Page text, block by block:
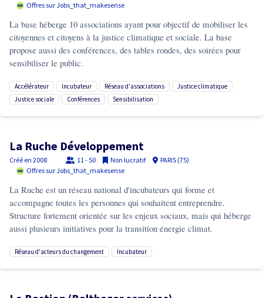
Offres sur Jobs_that_makesense
La base héberge 10 associations ayant pour objectif de mobiliser les
citoyennes et citoyens à la justice climatique et sociale. La base
propose aussi des conférences, des tables rondes, des soirées pour
sensibiliser le public.
accélérateur incubateur réseau d'associations
justice climatique
justice sociale
conférences sensibilisation
La Ruche Développement
Créé en 2008 11 - 50 Non lucratif
PARIS (75)
Offres sur Jobs_that_makesense
La Ruche est un réseau national d'incubateurs qui forme et
accompagne toutes les personnes qui souhaitent entreprendre.
Structure fortement orientée sur les enjeux sociaux, mais qui héberge
aussi plusieurs initiatives pour la transition énergie climat.
réseau d'acteurs du changement incubateur